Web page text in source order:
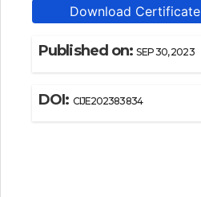
Download Certificate
Published on:SEP 30, 2023
DOI: CIJE202383834